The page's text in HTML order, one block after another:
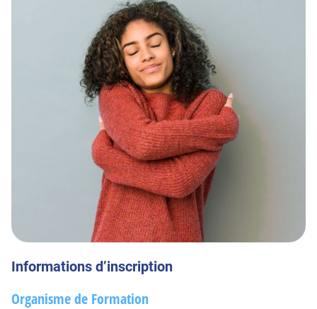
Informations d’inscription
Organisme de Formation